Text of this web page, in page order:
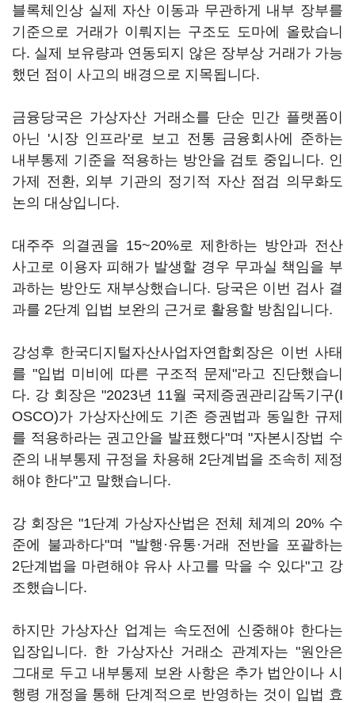
블록체인상 실제 자산 이동과 무관하게 내부 장부를
기준으로 거래가 이뤄지는 구조도 도마에 올랐습니
다. 실제 보유량과 연동되지 않은 장부상 거래가 가능
했던 점이 사고의 배경으로 지목됩니다.
금융당국은 가상자산 거래소를 단순 민간 플랫폼이
아닌 '시장 인프라'로 보고 전통 금융회사에 준하는
내부통제 기준을 적용하는 방안을 검토 중입니다. 인
가제 전환, 외부 기관의 정기적 자산 점검 의무화도
논의 대상입니다.
대주주 의결권을 15~20%로 제한하는 방안과 전산
사고로 이용자 피해가 발생할 경우 무과실 책임을 부
과하는 방안도 재부상했습니다. 당국은 이번 검사 결
과를 2단계 입법 보완의 근거로 활용할 방침입니다.
강성후 한국디지털자산사업자연합회장은 이번 사태
를 "입법 미비에 따른 구조적 문제"라고 진단했습니
다. 강 회장은 "2023년 11월 국제증권관리감독기구(I
OSCO)가 가상자산에도 기존 증권법과 동일한 규제
를 적용하라는 권고안을 발표했다"며 "자본시장법 수
준의 내부통제 규정을 차용해 2단계법을 조속히 제정
해야 한다"고 말했습니다.
강 회장은 "1단계 가상자산법은 전체 체계의 20% 수
준에 불과하다"며 "발행·유통·거래 전반을 포괄하는
2단계법을 마련해야 유사 사고를 막을 수 있다"고 강
조했습니다.
하지만 가상자산 업계는 속도전에 신중해야 한다는
입장입니다. 한 가상자산 거래소 관계자는 "원안은
그대로 두고 내부통제 보완 사항은 추가 법안이나 시
행령 개정을 통해 단계적으로 반영하는 것이 입법 효